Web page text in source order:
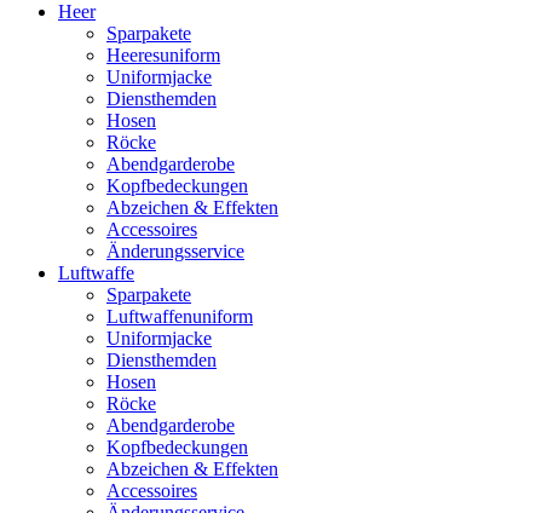
Heer
Sparpakete
Heeresuniform
Uniformjacke
Diensthemden
Hosen
Röcke
Abendgarderobe
Kopfbedeckungen
Abzeichen & Effekten
Accessoires
Änderungsservice
Luftwaffe
Sparpakete
Luftwaffenuniform
Uniformjacke
Diensthemden
Hosen
Röcke
Abendgarderobe
Kopfbedeckungen
Abzeichen & Effekten
Accessoires